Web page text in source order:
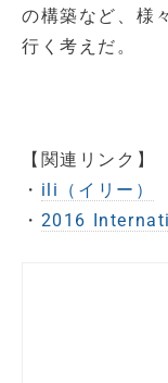
の構築など、様
行く考えだ。
【関連リンク】
・ ili（イリー）
・ 2016